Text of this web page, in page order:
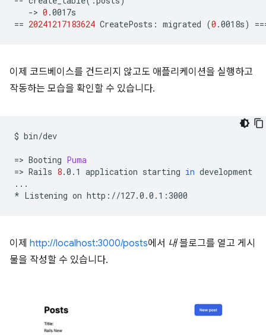
-> 0
== 20241217183624 CreatePosts: migrated (0 .0018s)
이제 코드베이스를 건드리지 않고도 애플리케이션을 실행하고
작동하는 모습을 확인할 수 있습니다.
$ bin/dev
=> Booting Puma
=> Rails 8.0.1 application starting in development
...
* Listening on
이제 http://localhost:3000/posts에서 내블로그를 열고 게시
물을 작성할 수 있습니다.